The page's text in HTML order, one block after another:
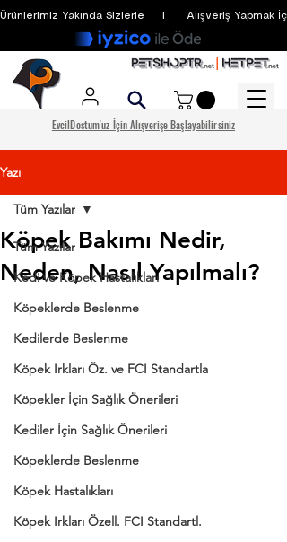
Ürünlerimiz Yakında Sizlerle     I      Alışveriş
EvcilDostum'uz İçin Alışverişe Başlayabilirsiniz
Yazı
Tüm Yazılar
Kedi ve Köpek Hastalıkları
Köpeklerde Beslenme
Kedilerde Beslenme
Köpek Irkları Öz. ve FCI Standartla
Köpekler İçin Sağlık Önerileri
Kediler İçin Sağlık Önerileri
Köpeklerde Beslenme
Köpek Hastalıkları
Köpek Irkları Özell. FCI Standartl.
Tüm Yazılar
Köpek Bakımı Nedir,
Neden, Nasıl Yapılmalı?